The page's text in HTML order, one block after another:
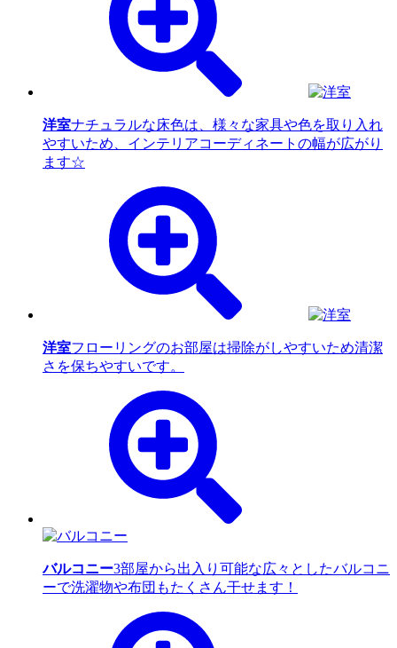
洋室ナチュラルな床色は、様々な家具や色を取り入れ
やすいため、インテリアコーディネートの幅が広がり
ます☆
洋室フローリングのお部屋は掃除がしやすいため清潔
さを保ちやすいです。
バルコニー3部屋から出入り可能な広々としたバルコニ
ーで洗濯物や布団もたくさん干せます！